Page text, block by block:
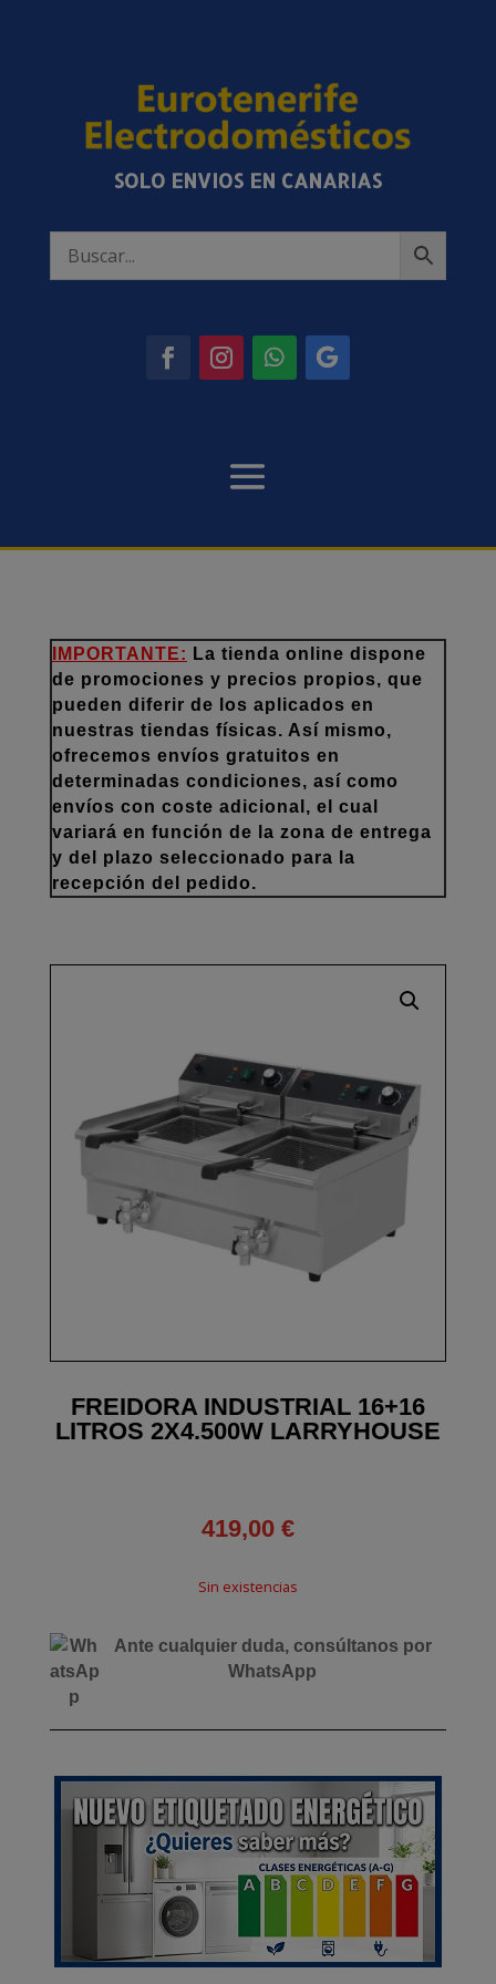
SOLO ENVIOS EN CANARIAS
IMPORTANTE: La tienda online dispone
de promociones y precios propios, que
pueden diferir de los aplicados en
nuestras tiendas físicas. Así mismo,
ofrecemos envíos gratuitos en
determinadas condiciones, así como
envíos con coste adicional, el cual
variará en función de la zona de entrega
y del plazo seleccionado para la
recepción del pedido.
FREIDORA INDUSTRIAL 16+16
LITROS 2X4.500W LARRYHOUSE
419,00 €
Sin existencias
Ante cualquier duda, consúltanos por
WhatsApp